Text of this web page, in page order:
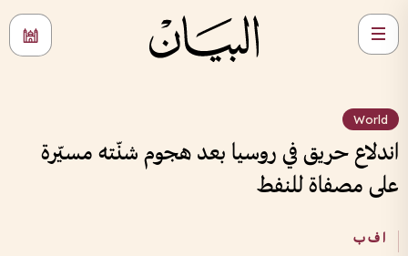
World
اندلاع حريق في روسيا بعد هجوم شنّته مسيّرة
على مصفاة للنفط
ا ف ب